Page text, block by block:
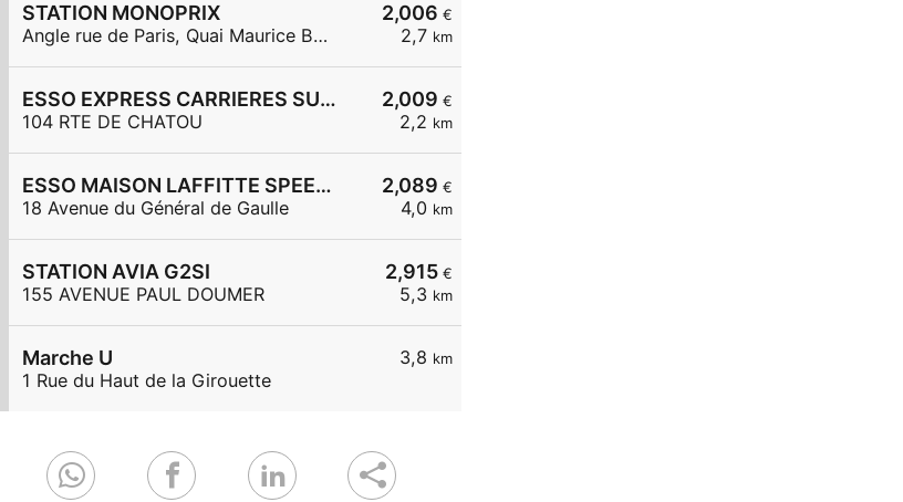
2,006 €
2,7 km
STATION MONOPRIX
Angle rue de Paris, Quai Maurice Berteaux
2,009 €
2,2 km
ESSO EXPRESS CARRIERES SUR SEINE
104 RTE DE CHATOU
2,089 €
4,0 km
ESSO MAISON LAFFITTE SPEEDY
18 Avenue du Général de Gaulle
2,915 €
5,3 km
STATION AVIA G2SI
155 AVENUE PAUL DOUMER
3,8 km
Marche U
1 Rue du Haut de la Girouette